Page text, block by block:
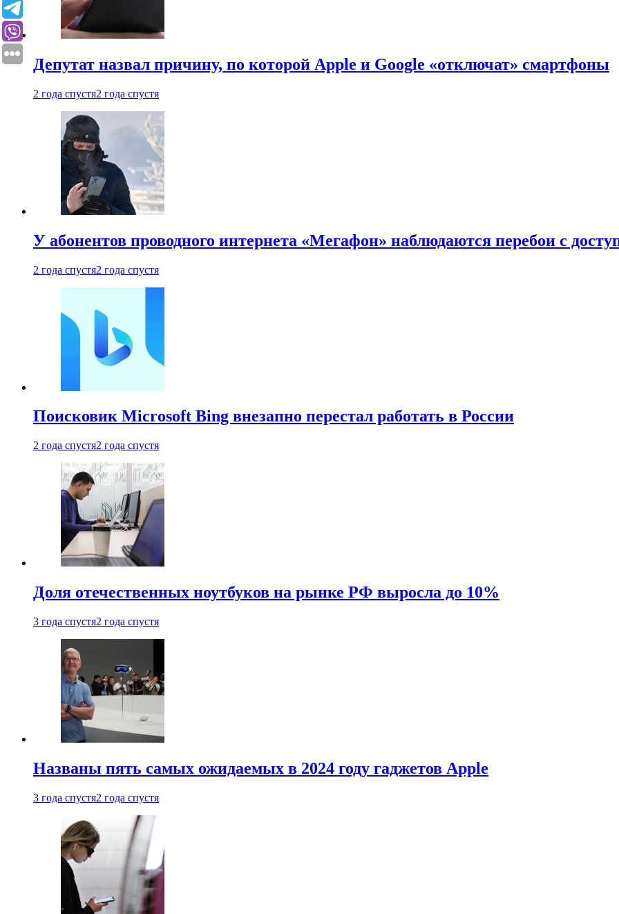
Депутат назвал причину, по которой Apple и Google «отключат» смартфоны
2 года спустя2 года спустя
У абонентов проводного интернета «Мегафон» наблюдаются перебои с
2 года спустя2 года спустя
Поисковик Microsoft Bing внезапно перестал работать в России
2 года спустя2 года спустя
Доля отечественных ноутбуков на рынке РФ выросла до 10%
3 года спустя2 года спустя
Названы пять самых ожидаемых в 2024 году гаджетов Apple
3 года спустя2 года спустя